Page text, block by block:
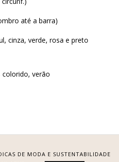
até a barra)
cinza, verde, rosa e preto
colorido, verão
DE MODA E SUSTENTABILIDADE